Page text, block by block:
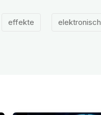
effekte elektronisch